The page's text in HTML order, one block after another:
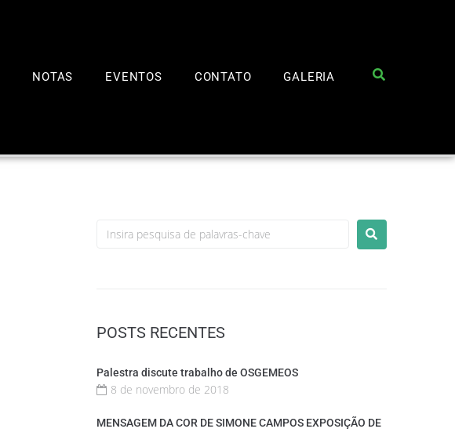
NOTAS EVENTOS CONTATO GALERIA
POSTS RECENTES
Palestra discute trabalho de OSGEMEOS
8 de novembro de 2018
MENSAGEM DA COR DE SIMONE CAMPOS EXPOSIÇÃO DE